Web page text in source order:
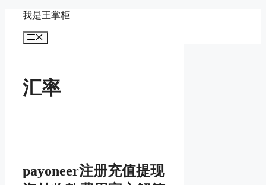
content
我是王掌柜
Menu
汇率
payoneer注册充值提现